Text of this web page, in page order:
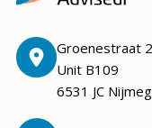
Groenestraat
Unit B109
6531 JC